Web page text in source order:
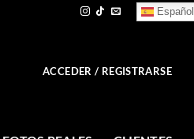
Español
ACCEDER / REGISTRARSE